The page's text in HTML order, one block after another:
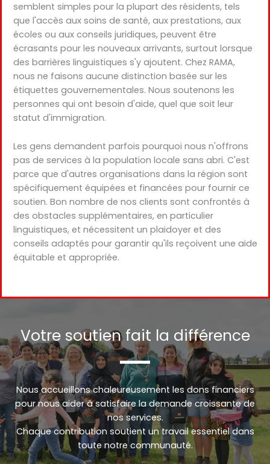
semblent simples pour la plupart des résidents, tels
que l'accès aux soins de santé, aux prestations, aux
écoles ou aux conseils juridiques, peuvent être
écrasants pour les nouveaux arrivants, surtout lorsque
des barrières linguistiques s'y ajoutent. Chez RAMA,
nous ne faisons aucune distinction basée sur les
étiquettes gouvernementales. Nous soutenons les
personnes qui ont besoin d'aide, quel que soit leur
statut d'immigration.
Les gens demandent parfois pourquoi nous n'offrons
pas de services à la population locale sans abri. C'est
parce que d'autres organisations dans la région sont
spécifiquement équipées et financées pour fournir ce
soutien. Bon nombre de nos clients sont confrontés à
des obstacles supplémentaires, en particulier
linguistiques, et nécessitent un plaidoyer et des
conseils adaptés pour garantir qu'ils reçoivent une aide
équitable et appropriée.
Votre soutien fait la différence
Nous accueillons chaleureusement les dons financiers
pour nous aider à satisfaire la demande croissante de
nos services.
Chaque contribution soutient un travail essentiel dans
toute notre communauté.Urdu